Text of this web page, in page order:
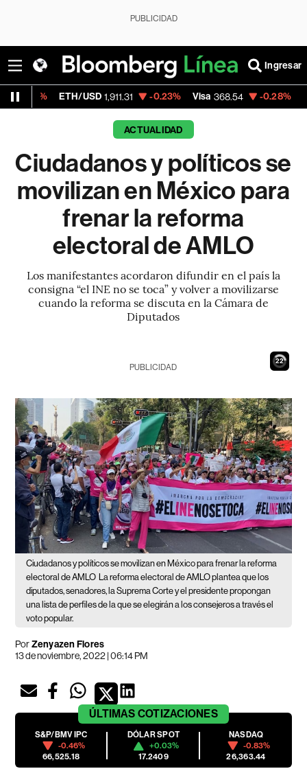
PUBLICIDAD
Ingresar
ETH/USD 1,911.31 -0.23% Visa 368.54 -0.28%
ACTUALIDAD
Ciudadanos y políticos se
movilizan en México para
frenar la reforma
electoral de AMLO
Los manifestantes acordaron difundir en el país la
consigna “el INE no se toca” y volver a movilizarse
cuando la reforma se discuta en la Cámara de
Diputados
21
PUBLICIDAD
Ciudadanos y políticos se movilizan en México para frenar la reforma
electoral de AMLO La reforma electoral de AMLO plantea que los
diputados, senadores, la Suprema Corte y el presidente propongan
una lista de perfiles de la que se elegirán a los consejeros a través el
voto popular.
PorZenyazen Flores
13 de noviembre, 2022 | 06:14 PM
ÚLTIMAS COTIZACIONES
S&P/BMV IPC
-0.46%
66,525.18
DÓLAR SPOT
+0.03%
17.2409
NASDAQ
-0.83%
26,363.44